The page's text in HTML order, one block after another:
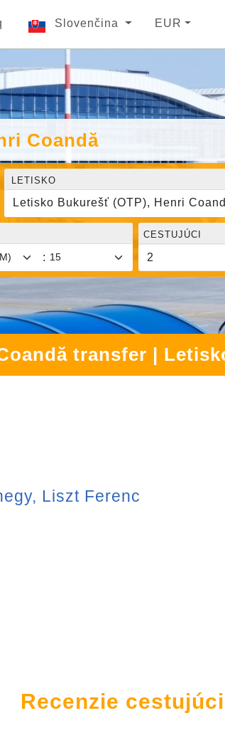
Slovenčina EUR
Coandă
LETISKO
Letisko Bukurešť (OTP), Henri
:
CESTUJÚCI
transfer |
Liszt Ferenc
Recenzie